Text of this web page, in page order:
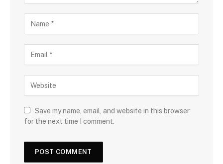
Save my name, email, and website in this browser
for the next time I comment.